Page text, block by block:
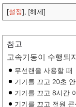
[설정], [해제]
참고
고속기동이 수행되
무선랜을 사용할 때
기기를 끄고 20초
기기를 끄고 8시간
기기를 끄고 전원